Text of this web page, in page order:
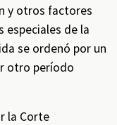
y otros factores
especiales de la
se ordenó por un
otro período
la Corte